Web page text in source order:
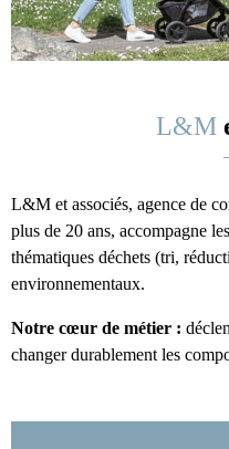
L&M
L&M et associés, agence de
plus de 20 ans, accompagne
thématiques déchets (tri,
environnementaux.
Notre cœur de métier :
changer durablement les